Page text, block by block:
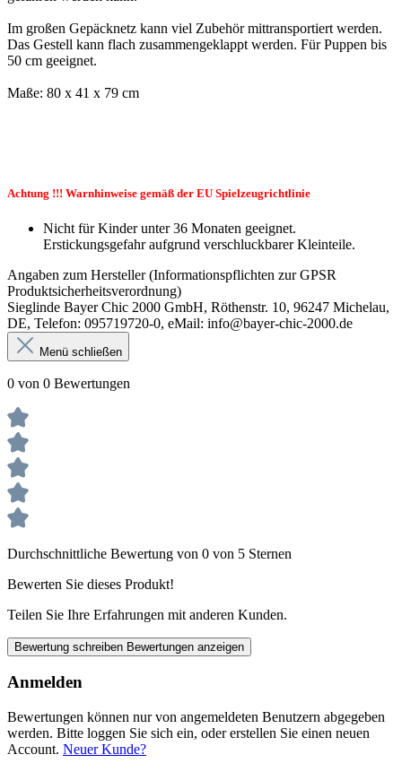
Im großen Gepäcknetz kann viel Zubehör mittransportiert werden.
Das Gestell kann flach zusammengeklappt werden. Für Puppen bis
50 cm geeignet.
Maße: 80 x 41 x 79 cm
Achtung !!! Warnhinweise gemäß der EU Spielzeugrichtlinie
Nicht für Kinder unter 36 Monaten geeignet.
Erstickungsgefahr aufgrund verschluckbarer Kleinteile.
Angaben zum Hersteller (Informationspflichten zur GPSR
Produktsicherheitsverordnung)
Sieglinde Bayer Chic 2000 GmbH, Röthenstr. 10, 96247 Michelau,
DE, Telefon: 095719720-0, eMail: info@bayer-chic-2000.de
Menü schließen
0 von 0 Bewertungen
Durchschnittliche Bewertung von 0 von 5 Sternen
Bewerten Sie dieses Produkt!
Teilen Sie Ihre Erfahrungen mit anderen Kunden.
Bewertung schreiben Bewertungen anzeigen
Anmelden
Bewertungen können nur von angemeldeten Benutzern abgegeben
werden. Bitte loggen Sie sich ein, oder erstellen Sie einen neuen
Account. Neuer Kunde?